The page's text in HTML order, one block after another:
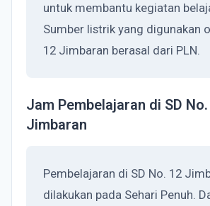
untuk membantu kegiatan
Sumber listrik yang digunakan
12 Jimbaran berasal dari PLN.
Jam Pembelajaran di SD
Jimbaran
Pembelajaran di SD No. 12
dilakukan pada Sehari Penuh.